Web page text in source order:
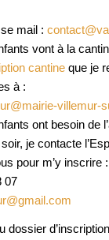
mail :
vont à la
cantine que je
à :
villemur-
ont besoin de
je contacte
pour m’y inscrire :
07